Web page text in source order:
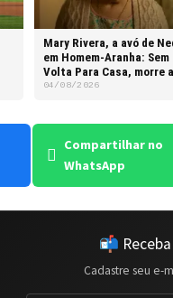
Mary Rivera, a avó de
em Homem-Aranha: Sem
Volta Para Casa, morre
82 anos
04/08/2026
Compartilhar no
WhatsApp
📬
Cadastre seu e-